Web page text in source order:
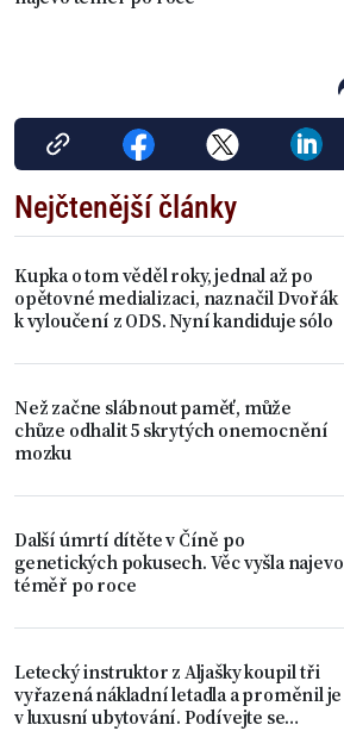
Nejčtenější články
Kupka o tom věděl roky, jednal až po
opětovné medializaci, naznačil Dvořák
k vyloučení z ODS. Nyní kandiduje sólo
Než začne slábnout paměť, může
chůze odhalit 5 skrytých onemocnění
mozku
Další úmrtí dítěte v Číně po
genetických pokusech. Věc vyšla najevo
téměř po roce
Letecký instruktor z Aljašky koupil tři
vyřazená nákladní letadla a proměnil je
v luxusní ubytování. Podívejte se